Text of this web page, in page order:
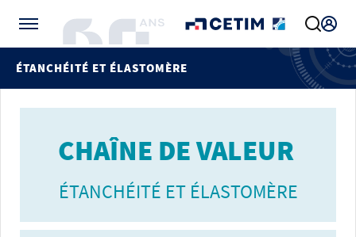
ÉTANCHÉITÉ ET ÉLASTOMÈRE
CHAÎNE DE VALEUR
ÉTANCHÉITÉ ET ÉLASTOMÈRE